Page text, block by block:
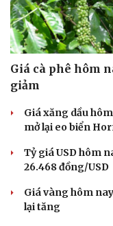
Giá cà phê hôm
giảm
Giá xăng dầu
mở lại eo biển
Tỷ giá USD hôm
26.468 đồng/USD
Giá vàng hôm
lại tăng